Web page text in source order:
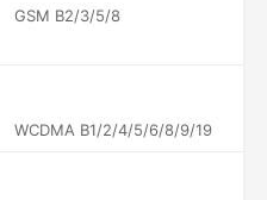
GSM B2/3/5/8
WCDMA B1/2/4/5/6/8/9/19